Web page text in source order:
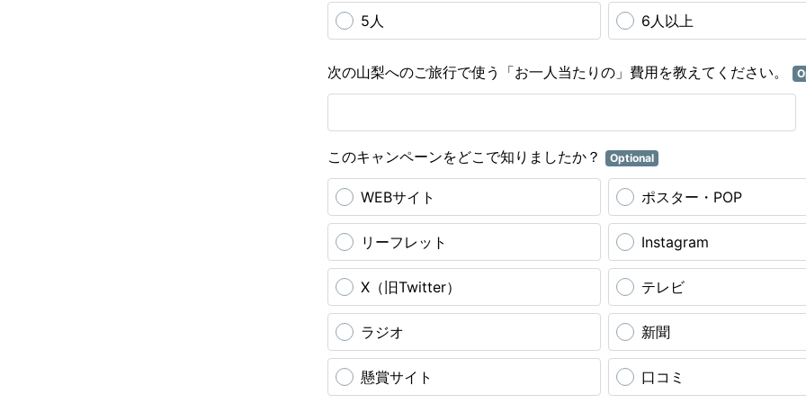
5人 6人以上
次の山梨へのご旅行で使う「お一人当たりの」費用を教えてください。
このキャンペーンをどこで知りましたか？ Optional
WEBサイト ポスター・POP
リーフレット Instagram
X（旧Twitter） テレビ
ラジオ 新聞
懸賞サイト 口コミ